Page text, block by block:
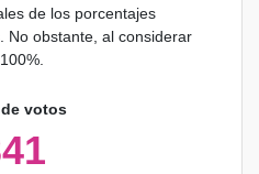
de los porcentajes
No obstante, al considerar
votos